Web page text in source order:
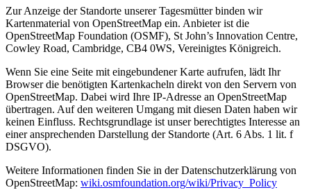
Zur Anzeige der Standorte unserer Tagesmütter binden wir
Kartenmaterial von OpenStreetMap ein. Anbieter ist die
OpenStreetMap Foundation (OSMF), St John’s Innovation Centre,
Cowley Road, Cambridge, CB4 0WS, Vereinigtes Königreich.
Wenn Sie eine Seite mit eingebundener Karte aufrufen, lädt Ihr
Browser die benötigten Kartenkacheln direkt von den Servern von
OpenStreetMap. Dabei wird Ihre IP-Adresse an OpenStreetMap
übertragen. Auf den weiteren Umgang mit diesen Daten haben wir
keinen Einfluss. Rechtsgrundlage ist unser berechtigtes Interesse an
einer ansprechenden Darstellung der Standorte (Art. 6 Abs. 1 lit. f
DSGVO).
Weitere Informationen finden Sie in der Datenschutzerklärung von
OpenStreetMap: wiki.osmfoundation.org/wiki/Privacy_Policy